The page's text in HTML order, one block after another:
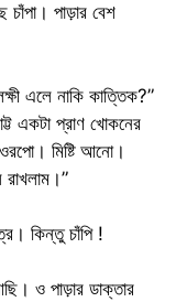
চাঁপা। পাড়ার বেশ
এলে নাকি কাত্তিক?”
একটা প্রাণ খোকনের
মিষ্টি আনো।
কিন্তু চাঁপি !
ও পাড়ার ডাক্তার